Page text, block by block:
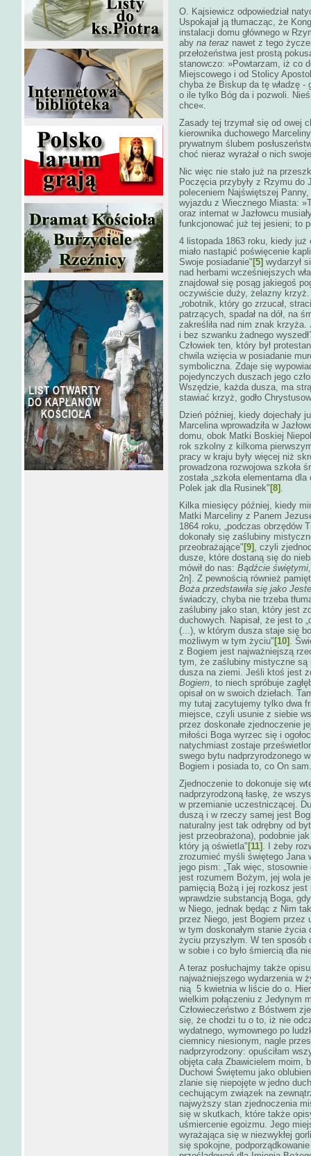
O. Kajsiewicz odpowiedział
Uspokajał ją tłumacząc, że
instalacji domu głównego w
aby na teraz nawet z tego
przełożeństwa jest prostą
stanowczo: »Powtarzam, iż co
Miejscowego i od Stolicy
chyba że Biskup da tę władzę
o ile tylko Bóg da i pozwoli.
chce«.
Zasady tej trzymał się od owej
kierownika duchowego
prywatnym ślubem
choć nieraz wyrażał o nich
Nic więc nie stało już na
Poczęcia przybyły z Rzymu do
poleceniem Najświętszej
wyjazdu z Wiecznego Miasta:
oraz internat w Jazłowcu
funkcjonować już tej jesieni; to
4 listopada 1863 roku, kiedy
miało nastąpić poświęcenie
Swoje posiadanie" [5] wydarzył
nad herbami wcześniejszych
znajdował się posąg jakiegoś
oczywiście duży, żelazny
„robotnik, który go zrzucał,
patrzących, spadał na dół, na
zakreśliła nad nim znak
i bez szwanku żadnego
Człowiek ten, który był
chwila wzięcia w posiadanie
symboliczna. Zdaje się
pojedynczych duszach jego
Wszędzie, każda dusza, ma
stawiać krzyż, godło
Dzień później, kiedy dojechały
Marcelina wprowadziła w
domu, obok Matki Boskiej
rok szkolny z kilkoma
pracy w kraju były więcej niż
prowadzona rozwojowa szkoła
została „szkoła elementarna
Polek jak dla Rusinek" [8] .
Kilka miesięcy później, kiedy
Matki Marceliny z Panem
1864 roku, „podczas obrzędów
dokonały się zaślubiny
przeobrażające" [9] , czyli
dusze, które dostaną się do
mówił do nas: Bądźcie
2n]. Z pewnością również
Boża przedstawiła się jako
świadczy, chyba nie trzeba
zaślubiny jako stan, który jest
duchowych. Napisał, że jest to
(...), w którym dusza staje się
możliwym w tym życiu" [10] .
z Bogiem jest najważniejszą
tym, że zaślubiny mistyczne są
dusza na ziemi. Jeśli ktoś jest
Bogiem, to niech spróbuje
opisał on w swoich dziełach.
my tutaj zacytujemy tylko dwa
miejsce, czyli usunie z siebie
przez doskonałe zjednoczenie
miłości Boga wyrzec się i
natychmiast zostaje
swego bytu nadprzyrodzonego
Bogiem i posiada to, co On sam.
Zjednoczenie to dokonuje się
nadprzyrodzoną łaskę, że
w przemianie uczestniczącej.
duszą i w rzeczy samej jest
naturalny jest tak odrębny od
jest przeobrażona), podobnie
który ją oświetla" [11] . I żeby
zrozumieć myśli świętego Jana
jego pism: „Tak więc,
jest rozumem Bożym, jej wola
pamięcią Bożą i jej rozkosz
wprawdzie substancją Boga,
w Niego, jednak będąc z Nim
przez Niego, jest Bogiem
w tym doskonałym stanie
życiu przyszłym. W ten sposób
w sobie i co było śmiercią dla
A teraz posłuchajmy także
najważniejszego wydarzenia w
nią 5 kwietnia w liście do o.
wielkim połączeniu z Jedynym
Człowieczeństwo z Bóstwem
się, że chodzi tu o to, iż nie
wydatnego, wymownego po
ciemnicy niesionym, nagle
nadprzyrodzony: opuściłam
objęta cała Zbawicielem moim,
Duchowi Świętemu jako
zlanie się niepojęte w jedno
cechującym związek na
najwyższy stan zjednoczenia
się w skutkach, które także
uśmiercenie egoizmu. Jego
wyrażająca się w niezwykłej
się spokojne,